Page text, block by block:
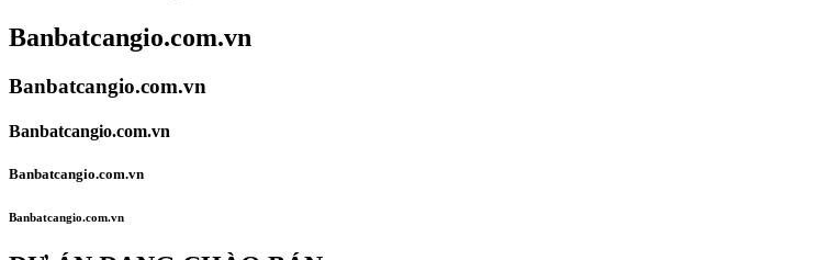
Banbatcangio.com.vn
Banbatcangio.com.vn
Banbatcangio.com.vn
Banbatcangio.com.vn
Banbatcangio.com.vn